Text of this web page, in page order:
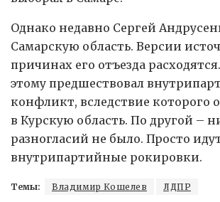
Однако недавно Сергей
Самарскую область. Версии
причинах его отъезда
этому предшествовал
конфликт, вследствие которого
в Курскую область. По другой –
разногласий не было. Просто
внутрипартийные рокировки.
Темы: Владимир Кошелев ЛДПР